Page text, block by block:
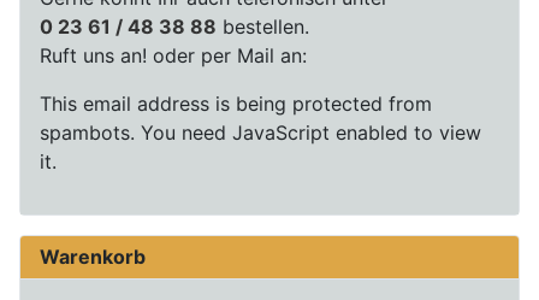
0 23 61 / 48 38 88 bestellen.
Ruft uns an! oder per Mail an:
This email address is being protected from
spambots. You need JavaScript enabled to view
it.
Warenkorb